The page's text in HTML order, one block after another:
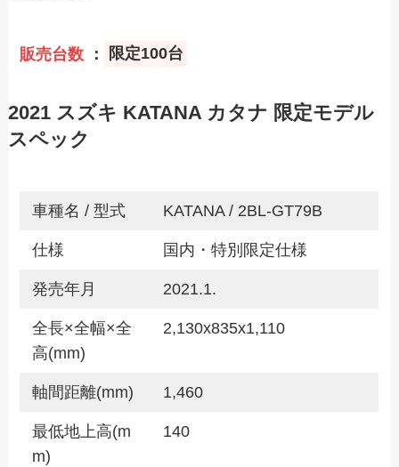
販売台数 ： 限定100台
2021 スズキ KATANA カタナ 限定モデル
スペック
車種名 / 型式 KATANA / 2BL-GT79B
仕様 国内・特別限定仕様
発売年月 2021.1.
全長×全幅×全
高(mm)
2,130x835x1,110
軸間距離(mm) 1,460
最低地上高(m
m)
140